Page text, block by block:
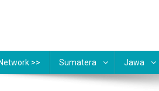
Network >> Sumatera Jawa